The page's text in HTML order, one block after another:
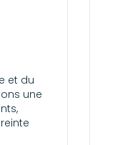
et du
une